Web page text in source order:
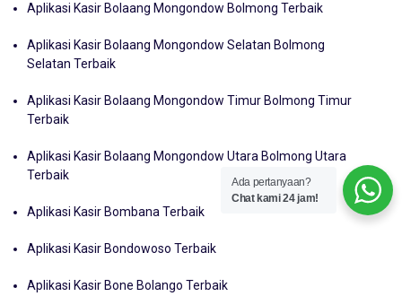
Aplikasi Kasir Bolaang Mongondow Bolmong Terbaik
Aplikasi Kasir Bolaang Mongondow Selatan Bolmong
Selatan Terbaik
Aplikasi Kasir Bolaang Mongondow Timur Bolmong Timur
Terbaik
Aplikasi Kasir Bolaang Mongondow Utara Bolmong Utara
Terbaik
Aplikasi Kasir Bombana Terbaik
Aplikasi Kasir Bondowoso Terbaik
Aplikasi Kasir Bone Bolango Terbaik
Ada pertanyaan?
Chat kami 24 jam!